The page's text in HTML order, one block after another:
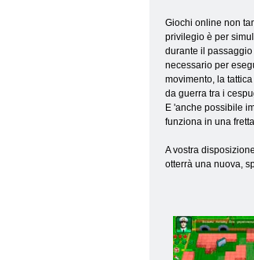
Giochi online non
privilegio è per
durante il
necessario per
movimento, la
da guerra tra i
E 'anche possibile
funziona in una
A vostra
otterrà una nuova,